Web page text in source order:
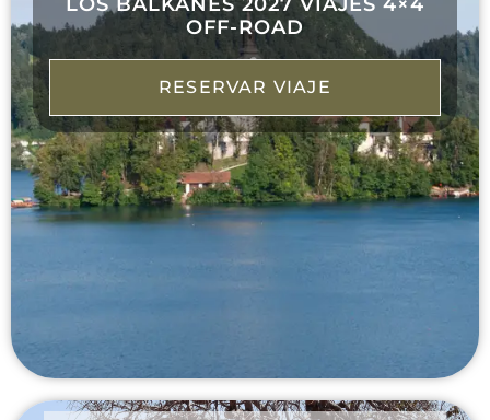
OFF-ROAD
RESERVAR VIAJE